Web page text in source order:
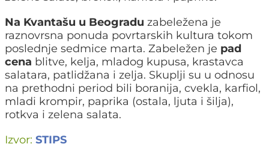
Na Kvantašu u Beogradu zabeležena je
raznovrsna ponuda povrtarskih kultura tokom
poslednje sedmice marta. Zabeležen je pad
cena blitve, kelja, mladog kupusa, krastavca
salatara, patlidžana i zelja. Skuplji su u odnosu
na prethodni period bili boranija, cvekla, karfiol,
mladi krompir, paprika (ostala, ljuta i šilja),
rotkva i zelena salata.
Izvor: STIPS